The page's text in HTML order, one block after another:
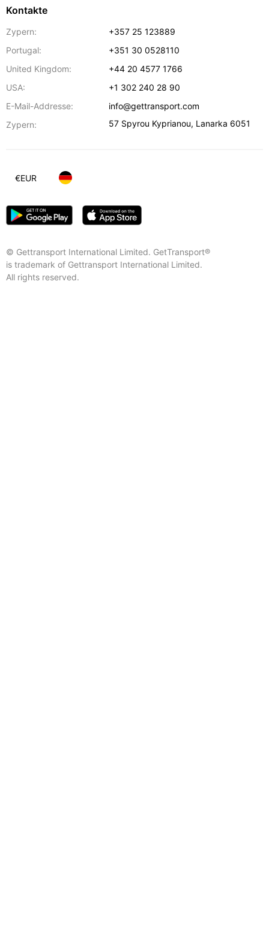
Kontakte
Zypern:
+357 25 123889
Portugal:
+351 30 0528110
United Kingdom:
+44 20 4577 1766
USA:
+1 302 240 28 90
E-Mail-Addresse:
info@gettransport.com
Zypern:
57 Spyrou Kyprianou, Lanarka 6051
© Gettransport International Limited. GetTransport®
is trademark of Gettransport International Limited.
All rights reserved.
€EUR